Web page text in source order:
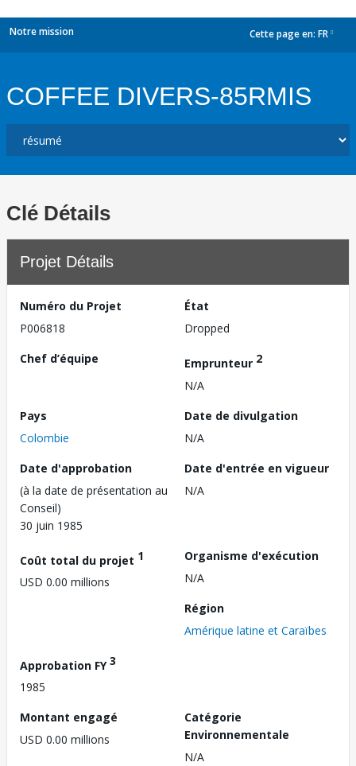
Notre mission Cette page en: FR
COFFEE DIVERS-85RMIS
Clé Détails
Projet Détails
Numéro du Projet
P006818
État
Dropped
Chef d’équipe
Emprunteur 2
N/A
Pays
Colombie
Date de divulgation
N/A
Date d'approbation
(à la date de présentation au
Conseil)
30 juin 1985
Date d'entrée en vigueur
N/A
Coût total du projet 1
USD 0.00 millions
Organisme d'exécution
N/A
Région
Amérique latine et Caraïbes
Approbation FY3
1985
Montant engagé
USD 0.00 millions
Catégorie
Environnementale
N/A